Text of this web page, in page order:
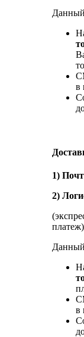
Данный
в
1)
2)
платеж)
Данный
в